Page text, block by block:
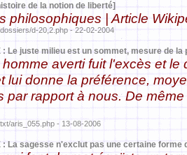
de la notion de liberté]
philosophiques | Article
d-20,2.php - 22-02-2004
: Le juste milieu est un sommet, mesure de
homme averti fuit l'excès et
lui donne la préférence,
par rapport à nous. De
aris_055.php - 13-08-2006
: La sagesse n'exclut pas une certaine forme